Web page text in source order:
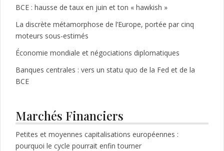
BCE : hausse de taux en juin et ton « hawkish »
La discrète métamorphose de l’Europe, portée par cinq
moteurs sous-estimés
Économie mondiale et négociations diplomatiques
Banques centrales : vers un statu quo de la Fed et de la
BCE
Marchés Financiers
Petites et moyennes capitalisations européennes :
pourquoi le cycle pourrait enfin tourner